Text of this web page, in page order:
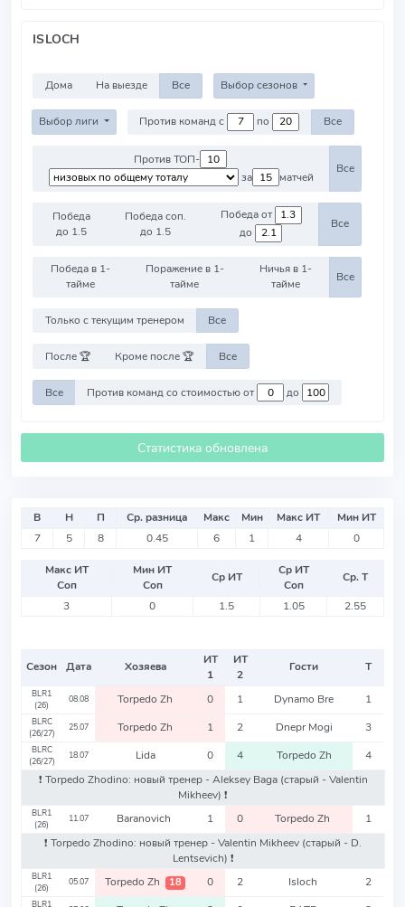
ISLOCH
Дома На выезде Все Выбор сезонов
Выбор лиги Против команд с по Все
Против ТОП-
за
матчей
Все
Победа
до 1.5
Победа соп.
до 1.5
Победа от
до
Все
Победа в 1-
тайме
Поражение в 1-
тайме
Ничья в 1-
тайме
Все
Только с текущим тренером Все
После 🏆 Кроме после 🏆 Все
Все Против команд со стоимостью от до
Статистика обновлена
В Н П Ср. разница Макс Мин Макс ИТ
Мин ИТ
7
5 8 0.45 6 1 4 0
Макс ИТ
Соп
Мин ИТ
Соп
Ср ИТ
Ср ИТ
Соп
Ср. Т
3
0 1.5 1.05 2.55
Сезон Дата Хозяева
ИТ
1
ИТ
2
Гости Т
BLR1
(26)
08.08 Torpedo Zh 0 1 Dynamo Bre 1
BLRC
(26/27)
25.07 Torpedo Zh 1 2 Dnepr Mogi 3
BLRC
(26/27)
18.07 Lida 0 4 Torpedo Zh
4
❗️ Torpedo Zhodino: новый тренер - Aleksey Baga (старый - Valentin
Mikheev) ❗️
BLR1
(26)
11.07 Baranovich 1 0 Torpedo Zh
1
❗️ Torpedo Zhodino: новый тренер - Valentin Mikheev (старый - D.
Lentsevich) ❗️
BLR1
(26)
05.07 Torpedo Zh 18 0 2 Isloch 2
BLR1